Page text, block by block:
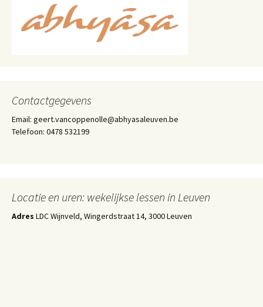
Contactgegevens
Email: geert.vancoppenolle@abhyasaleuven.be
Telefoon: 0478 532199
Locatie en uren: wekelijkse lessen in Leuven
Adres LDC Wijnveld, Wingerdstraat 14, 3000 Leuven